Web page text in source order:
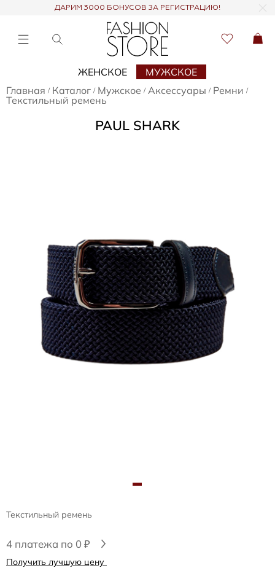
ДАРИМ 3000 БОНУСОВ ЗА РЕГИСТРАЦИЮ!
ЖЕНСКОЕ
МУЖСКОЕ
Главная / Каталог / Мужское / Аксессуары / Ремни /
Текстильный ремень
PAUL SHARK
Текстильный ремень
4 платежа по 0 ₽
Получить лучшую цену